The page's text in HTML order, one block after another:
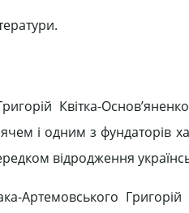
Квітка-
і одним з фундаторів
відродження
Артемовського